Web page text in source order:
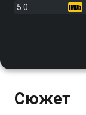
5.0
Сюжет